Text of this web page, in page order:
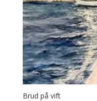
Brud på vift